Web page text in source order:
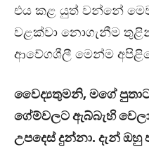
එය කළ යුත් වන්නේ
වළක්වා නොගැනීම
ආවේගශීලී මෙන්ම
වෛද්‍යතුමනි, මගේ
ගේම්වලට ඇබ්බැහි
උපදෙස් දුන්නා. දැන් ඔහු